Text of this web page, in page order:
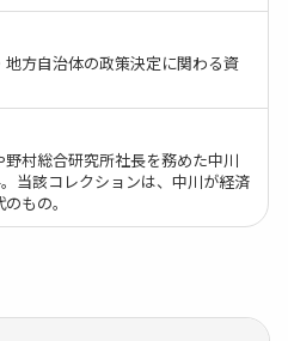
方自治体の政策決定に関わる資
村総合研究所社長を務めた中川
当該コレクションは、中川が経済
もの。